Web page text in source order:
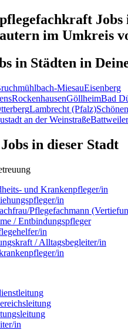
Jobs
im Umkreis
in Städten in
MiesauEisenberg
RockenhausenGöllheimBad
Lambrecht (Pfalz)
an der WeinstraßeBattweiler
in dieser Stadt
und Krankenpfleger/in
in
Pflegefachmann
/ Entbindungspfleger
in
/ Alltagsbegleiter/in
in
in